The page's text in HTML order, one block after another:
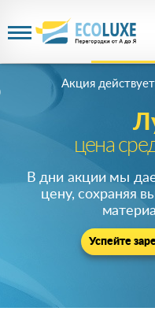
цена
Акция действует
В дни акции мы
цену, сохраняя
Успейте